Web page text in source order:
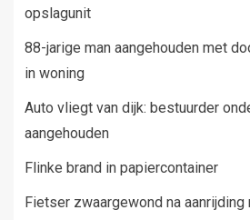
opslagunit
88-jarige man aangehouden met
in woning
Auto vliegt van dijk: bestuurder
aangehouden
Flinke brand in papiercontainer
Fietser zwaargewond na